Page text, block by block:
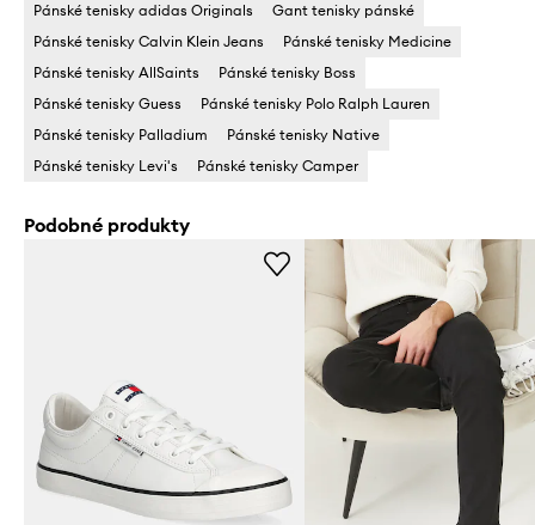
Pánské tenisky adidas Originals
Gant tenisky pánské
Pánské tenisky Calvin Klein Jeans
Pánské tenisky Medicine
Pánské tenisky AllSaints
Pánské tenisky Boss
Pánské tenisky Guess
Pánské tenisky Polo Ralph Lauren
Pánské tenisky Palladium
Pánské tenisky Native
Pánské tenisky Levi's
Pánské tenisky Camper
Podobné produkty